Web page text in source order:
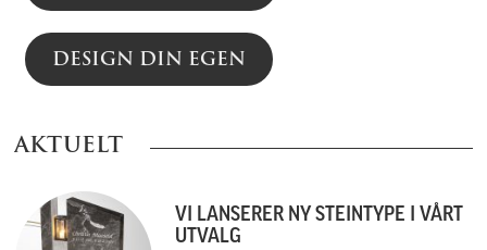
DESIGN DIN EGEN
AKTUELT
VI LANSERER NY STEINTYPE I VÅRT
UTVALG